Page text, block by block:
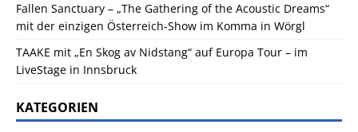
Fallen Sanctuary – „The Gathering of the Acoustic Dreams“
mit der einzigen Österreich-Show im Komma in Wörgl
TAAKE mit „En Skog av Nidstang“ auf Europa Tour – im
LiveStage in Innsbruck
KATEGORIEN